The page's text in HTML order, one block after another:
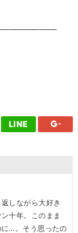
LINE
しながら大好き
十年。このまま
…。そう思ったの